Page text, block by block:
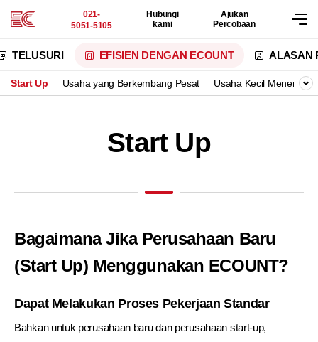
021-
5051-5105
Hubungi
kami
Ajukan
Percobaan
TELUSURI EFISIEN DENGAN ECOUNT ALASAN
Start Up Usaha yang Berkembang Pesat Usaha Kecil Menengah
Start Up
Bagaimana Jika Perusahaan Baru
(Start Up) Menggunakan ECOUNT?
Dapat Melakukan Proses Pekerjaan Standar
Bahkan untuk perusahaan baru dan perusahaan start-up,